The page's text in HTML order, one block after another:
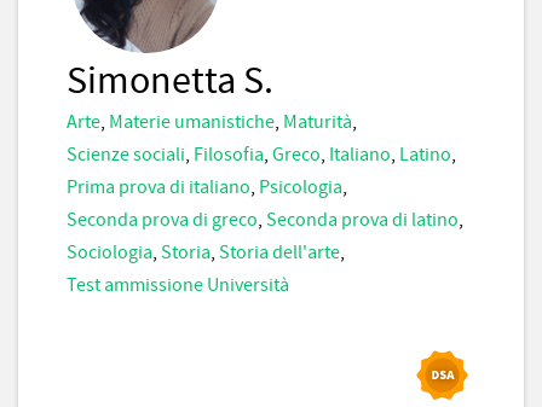
Simonetta S.
Arte, Materie umanistiche, Maturità,
Scienze sociali, Filosofia, Greco, Italiano, Latino,
Prima prova di italiano, Psicologia,
Seconda prova di greco, Seconda prova di latino,
Sociologia, Storia, Storia dell'arte,
Test ammissione Università